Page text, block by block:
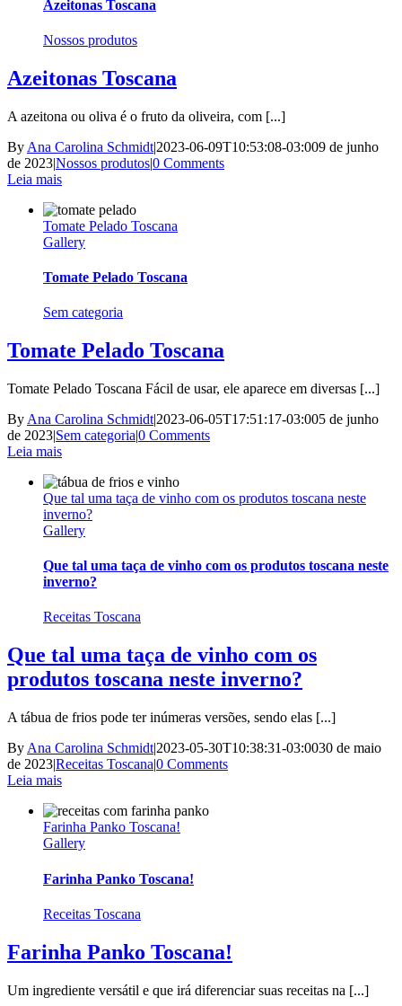
Azeitonas Toscana
Nossos produtos
Azeitonas Toscana
A azeitona ou oliva é o fruto da oliveira, com [...]
By Ana Carolina Schmidt|2023-06-09T10:53:08-03:009 de junho
de 2023|Nossos produtos|0 Comments
Leia mais
Tomate Pelado Toscana
Gallery
Tomate Pelado Toscana
Sem categoria
Tomate Pelado Toscana
Tomate Pelado Toscana Fácil de usar, ele aparece em diversas [...]
By Ana Carolina Schmidt|2023-06-05T17:51:17-03:005 de junho
de 2023|Sem categoria|0 Comments
Leia mais
Que tal uma taça de vinho com os produtos toscana neste
inverno?
Gallery
Que tal uma taça de vinho com os produtos toscana neste
inverno?
Receitas Toscana
Que tal uma taça de vinho com os
produtos toscana neste inverno?
A tábua de frios pode ter inúmeras versões, sendo elas [...]
By Ana Carolina Schmidt|2023-05-30T10:38:31-03:0030 de maio
de 2023|Receitas Toscana|0 Comments
Leia mais
Farinha Panko Toscana!
Gallery
Farinha Panko Toscana!
Receitas Toscana
Farinha Panko Toscana!
Um ingrediente versátil e que irá diferenciar suas receitas na [...]